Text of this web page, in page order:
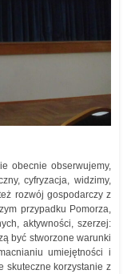
obecnie obserwujemy,
cyfryzacja, widzimy,
rozwój gospodarczy z
przypadku Pomorza,
aktywności, szerzej:
być stworzone warunki
umiejętności i
skuteczne korzystanie z